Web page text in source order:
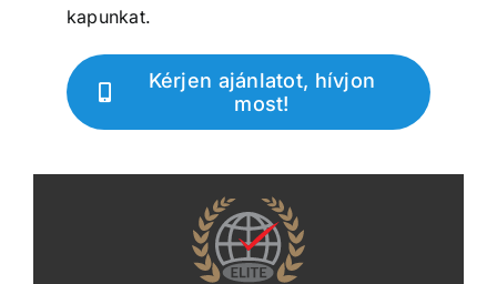
kapunkat.
Kérjen ajánlatot, hívjon
most!